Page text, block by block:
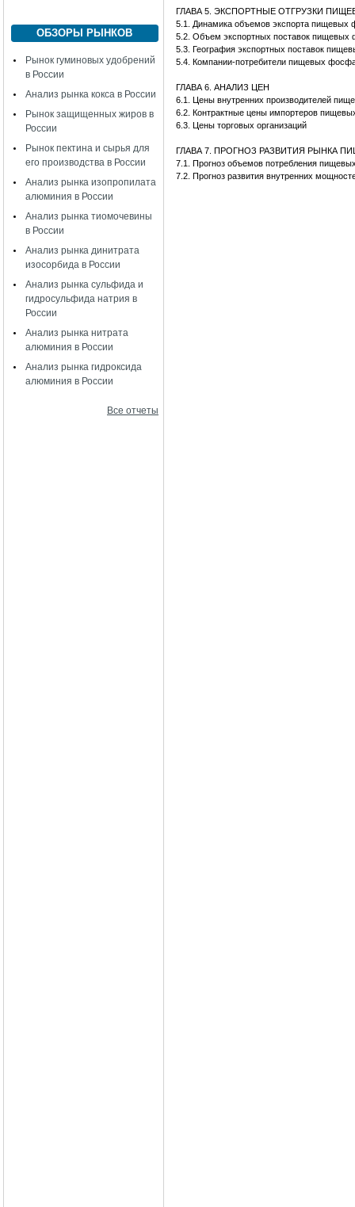
ОБЗОРЫ РЫНКОВ
Рынок гуминовых удобрений
в России
Анализ рынка кокса в России
Рынок защищенных жиров в
России
Рынок пектина и сырья для
его производства в России
Анализ рынка изопропилата
алюминия в России
Анализ рынка тиомочевины
в России
Анализ рынка динитрата
изосорбида в России
Анализ рынка сульфида и
гидросульфида натрия в
России
Анализ рынка нитрата
алюминия в России
Анализ рынка гидроксида
алюминия в России
Все отчеты
ГЛАВА 5. ЭКСПОРТНЫЕ ОТГРУЗКИ
5.1. Динамика объемов экспорта пищевых
5.2. Объем экспортных поставок пищевых
5.3. География экспортных поставок
5.4. Компании-потребители пищевых
ГЛАВА 6. АНАЛИЗ ЦЕН
6.1. Цены внутренних производителей
6.2. Контрактные цены импортеров
6.3. Цены торговых организаций
ГЛАВА 7. ПРОГНОЗ РАЗВИТИЯ РЫНКА
7.1. Прогноз объемов потребления
7.2. Прогноз развития внутренних